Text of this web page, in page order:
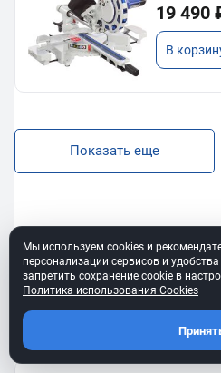
19 490
В
Показать еще
BELMASH
Лобзиковый
13 190 ₽
В
Мы используем cookies и
персонализации сервисов и
запретить сохранение cookie в
Политика использования Cookies